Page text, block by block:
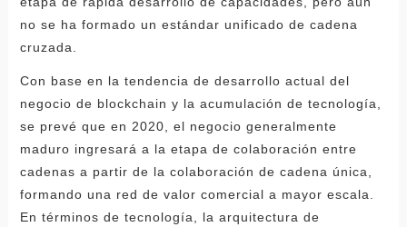
no se ha formado un estándar unificado de cadena
cruzada.
Con base en la tendencia de desarrollo actual del
negocio de blockchain y la acumulación de tecnología,
se prevé que en 2020, el negocio generalmente
maduro ingresará a la etapa de colaboración entre
cadenas a partir de la colaboración de cadena única,
formando una red de valor comercial a mayor escala.
En términos de tecnología, la arquitectura de